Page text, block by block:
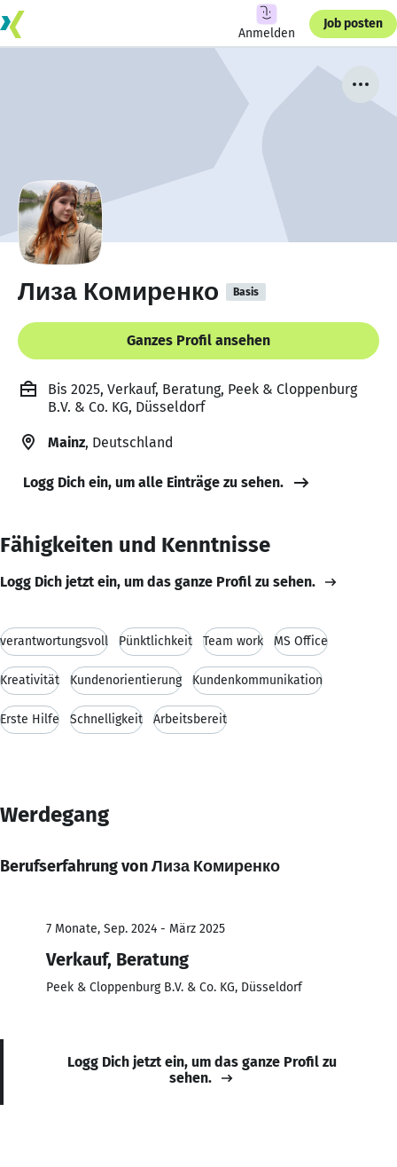
Anmelden
Job posten
Лиза Комиренко Basis
Ganzes Profil ansehen
Bis 2025, Verkauf, Beratung, Peek & Cloppenburg
B.V. & Co. KG, Düsseldorf
Mainz, Deutschland
Logg Dich ein, um alle Einträge zu sehen.
Fähigkeiten und Kenntnisse
Logg Dich jetzt ein, um das ganze Profil zu sehen.
verantwortungsvoll Pünktlichkeit Team work MS Office
Kreativität Kundenorientierung Kundenkommunikation
Erste Hilfe Schnelligkeit Arbeitsbereit
Werdegang
Berufserfahrung von Лиза Комиренко
7 Monate, Sep. 2024 - März 2025
Verkauf, Beratung
Peek & Cloppenburg B.V. & Co. KG, Düsseldorf
Logg Dich jetzt ein, um das ganze Profil zu
sehen.